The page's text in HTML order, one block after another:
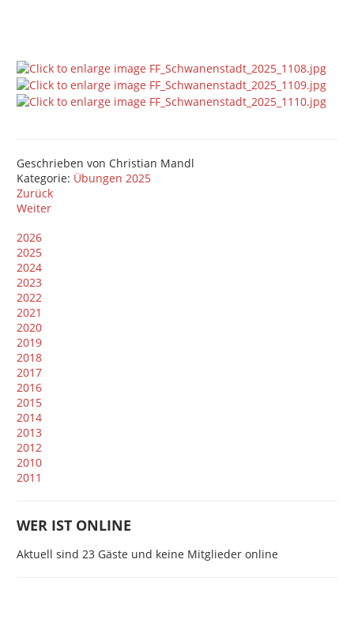
Geschrieben von Christian Mandl
Kategorie: Übungen 2025
Zurück
Weiter
2026
2025
2024
2023
2022
2021
2020
2019
2018
2017
2016
2015
2014
2013
2012
2010
2011
WER IST ONLINE
Aktuell sind 23 Gäste und keine Mitglieder online